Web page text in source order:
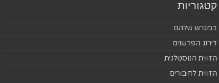
קטגוריות
במגרש שלהם
דירוג הפרשנים
הזווית הנוסטלגית
הזווית לחיבורים